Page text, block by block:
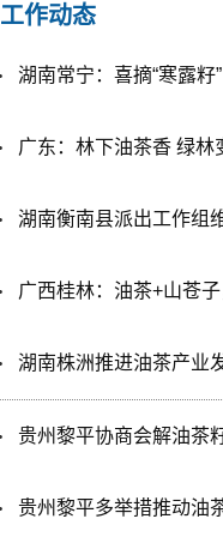
工作动态
湖南常宁：喜摘“寒露
广东：林下油茶香 绿林
湖南衡南县派出工作组
广西桂林：油茶+山苍子
湖南株洲推进油茶产业
贵州黎平协商会解油茶
贵州黎平多举措推动油